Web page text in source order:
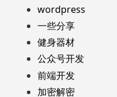
wordpress
一些分享
健身器材
公众号开发
前端开发
加密解密